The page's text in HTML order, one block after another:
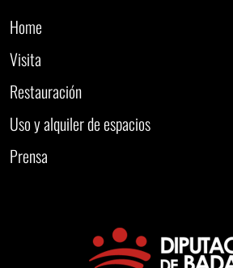
Home
Visita
Restauración
Uso y alquiler de espacios
Prensa